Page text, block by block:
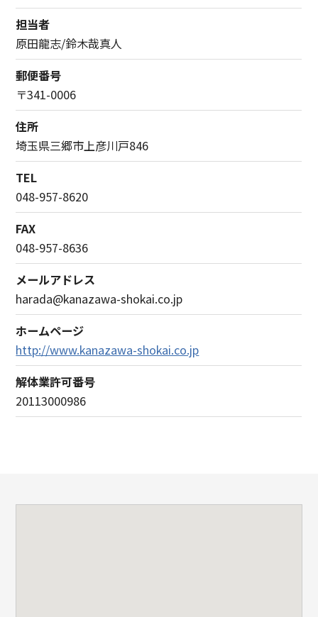
担当者
原田龍志/鈴木哉真人
郵便番号
〒341-0006
住所
埼玉県三郷市上彦川戸846
TEL
048-957-8620
FAX
048-957-8636
メールアドレス
harada@kanazawa-shokai.co.jp
ホームページ
http://www.kanazawa-shokai.co.jp
解体業許可番号
20113000986